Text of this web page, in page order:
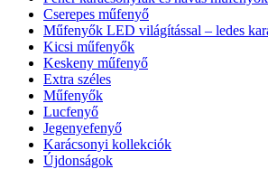
Cserepes műfenyő
Műfenyők LED világítással – ledes
Kicsi műfenyők
Keskeny műfenyő
Extra széles
Műfenyők
Lucfenyő
Jegenyefenyő
Karácsonyi kollekciók
Újdonságok